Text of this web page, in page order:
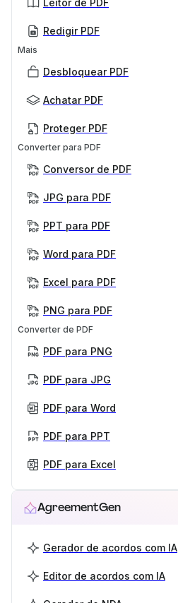
Leitor de PDF
Redigir PDF
Mais
Desbloquear PDF
Achatar PDF
Proteger PDF
Converter para PDF
Conversor de PDF
JPG para PDF
PPT para PDF
Word para PDF
Excel para PDF
PNG para PDF
Converter de PDF
PDF para PNG
PDF para JPG
PDF para Word
PDF para PPT
PDF para Excel
AgreementGen
Gerador de acordos com IA
Editor de acordos com IA